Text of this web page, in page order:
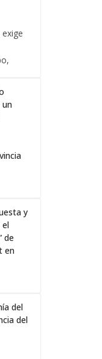
un
y
el
de
en
del
del